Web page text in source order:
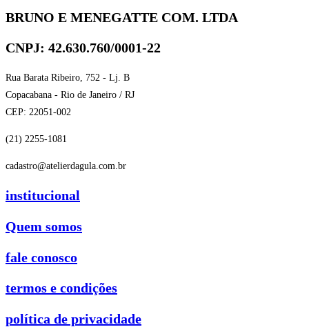
BRUNO E MENEGATTE COM. LTDA
CNPJ: 42.630.760/0001-22
Rua Barata Ribeiro, 752 - Lj. B
Copacabana - Rio de Janeiro / RJ
CEP: 22051-002
(21) 2255-1081
cadastro@atelierdagula.com.br
institucional
Quem somos
fale conosco
termos e condições
política de privacidade